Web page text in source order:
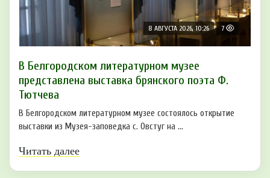
8 АВГУСТА 2026, 10:26 7
В Белгородском литературном музее
представлена выставка брянского поэта Ф.
Тютчева
В Белгородском литературном музее состоялось открытие
выставки из Музея-заповедка с. Овстуг на ...
Читать далее